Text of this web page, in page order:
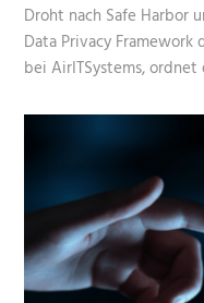
Droht nach Safe Harbor
Data Privacy Framework
bei AirITSystems,